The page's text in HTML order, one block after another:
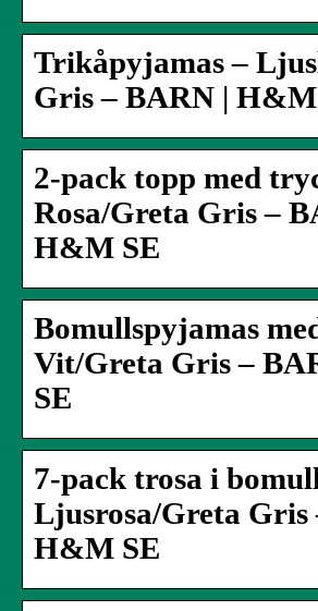
Trikåpyjamas –
Gris – BARN | H&M
2-pack topp med
Rosa/Greta Gris –
H&M SE
Bomullspyjamas
Vit/Greta Gris –
SE
7-pack trosa i
Ljusrosa/Greta Gris
H&M SE